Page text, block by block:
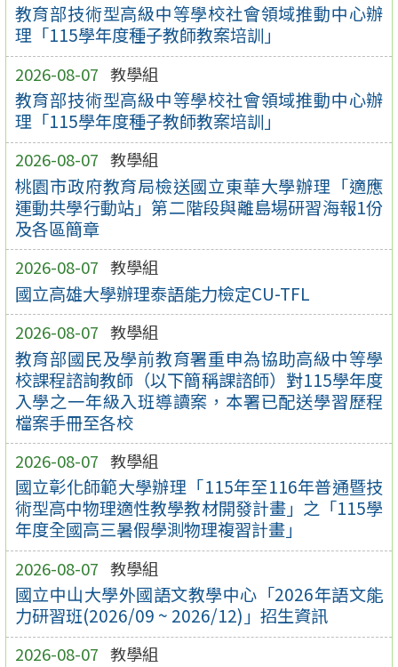
教育部技術型高級中等學校社會領域推動中心辦
理「115學年度種子教師教案培訓」
2026-08-07 教學組
教育部技術型高級中等學校社會領域推動中心辦
理「115學年度種子教師教案培訓」
2026-08-07 教學組
桃園市政府教育局檢送國立東華大學辦理「適應
運動共學行動站」第二階段與離島場研習海報1份
及各區簡章
2026-08-07 教學組
國立高雄大學辦理泰語能力檢定CU-TFL
2026-08-07 教學組
教育部國民及學前教育署重申為協助高級中等學
校課程諮詢教師（以下簡稱課諮師）對115學年度
入學之一年級入班導讀案，本署已配送學習歷程
檔案手冊至各校
2026-08-07 教學組
國立彰化師範大學辦理「115年至116年普通暨技
術型高中物理適性教學教材開發計畫」之「115學
年度全國高三暑假學測物理複習計畫」
2026-08-07 教學組
國立中山大學外國語文教學中心「2026年語文能
力研習班(2026/09 ~ 2026/12)」招生資訊
2026-08-07 教學組